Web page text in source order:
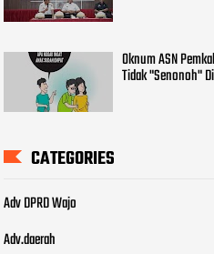
Oknum ASN
Tidak "Senonoh"
CATEGORIES
Adv DPRD Wajo
Adv.daerah